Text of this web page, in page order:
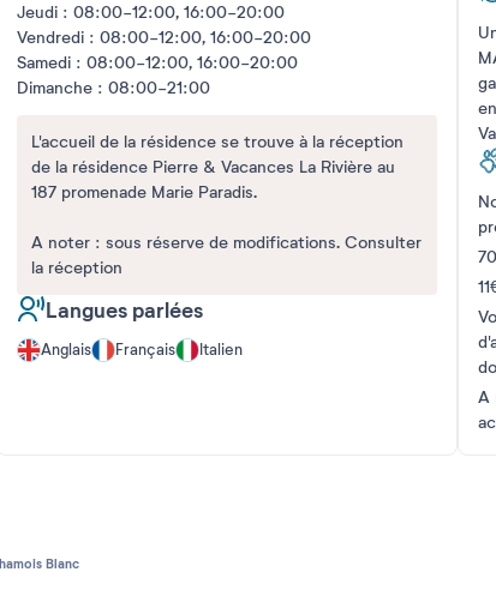
Jeudi : 08:00-12:00, 16:00-20:00
Vendredi : 08:00-12:00, 16:00-20:00
Samedi : 08:00-12:00, 16:00-20:00
Dimanche : 08:00-21:00
L'accueil de la résidence se trouve à la réception
de la résidence Pierre & Vacances La Rivière au
187 promenade Marie Paradis.
A noter : sous réserve de modifications. Consulter
la réception
Langues parlées
Anglais Français Italien
A
Blanc